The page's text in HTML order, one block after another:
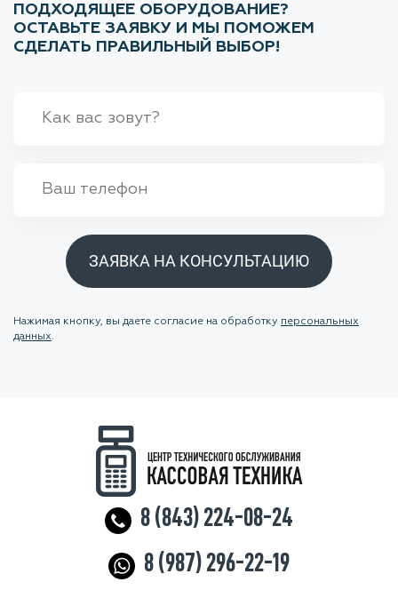
ПОДХОДЯЩЕЕ ОБОРУДОВАНИЕ?
ОСТАВЬТЕ ЗАЯВКУ И МЫ ПОМОЖЕМ
СДЕЛАТЬ ПРАВИЛЬНЫЙ ВЫБОР!
ЗАЯВКА НА КОНСУЛЬТАЦИЮ
Нажимая кнопку, вы даете согласие на обработку персональных
данных.
8 (843) 224-08-24
8 (987) 296-22-19